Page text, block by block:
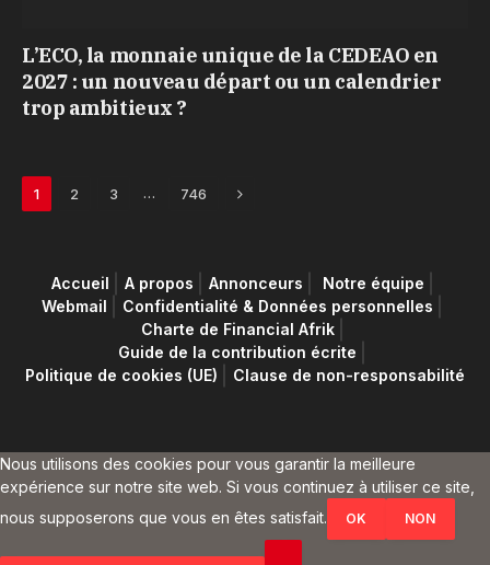
L’ECO, la monnaie unique de la CEDEAO en
2027 : un nouveau départ ou un calendrier
trop ambitieux ?
1 2 3 … 746 Next
Accueil A propos Annonceurs
Notre équipe
Webmail
Confidentialité & Données personnelles
Charte de Financial Afrik
Guide de la contribution écrite
Politique de cookies (UE)
Clause de non-responsabilité
Nous utilisons des cookies pour vous garantir la meilleure
expérience sur notre site web. Si vous continuez à utiliser ce site,
nous supposerons que vous en êtes satisfait.
OK NON